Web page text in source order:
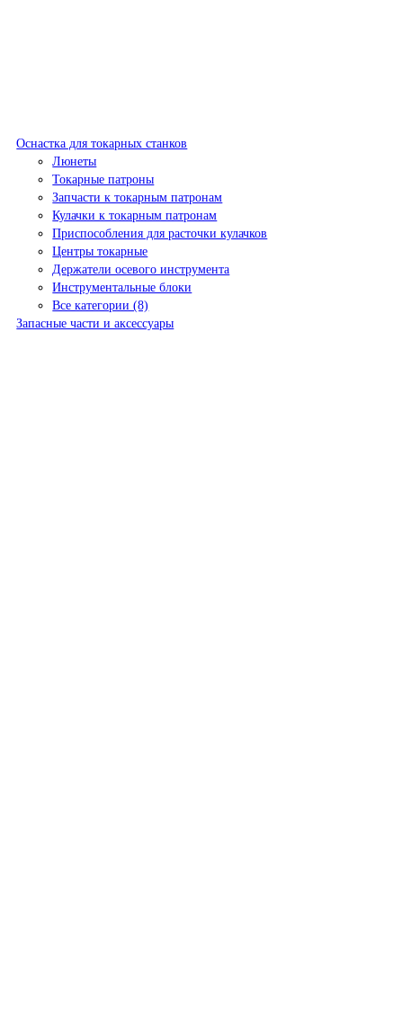
Оснастка для токарных станков
Люнеты
Токарные патроны
Запчасти к токарным патронам
Кулачки к токарным патронам
Приспособления для расточки кулачков
Центры токарные
Держатели осевого инструмента
Инструментальные блоки
Все категории (8)
Запасные части и аксессуары